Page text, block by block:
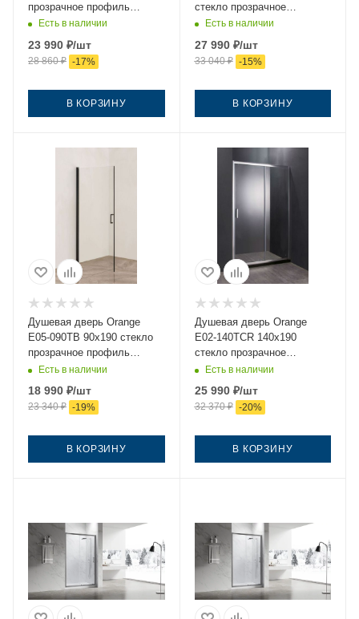
прозрачное профиль
черный
Есть в наличии
23 990 ₽/шт
28 860₽ -17%
В КОРЗИНУ
стекло прозрачное
профиль хром
Есть в наличии
27 990₽/шт
33 040₽ -15%
В КОРЗИНУ
Душевая дверь Orange
E05-090TB 90х190 стекло
прозрачное профиль
черный
Есть в наличии
18 990 ₽/шт
23 340₽ -19%
В КОРЗИНУ
Душевая дверь Orange
E02-140TCR 140х190
стекло прозрачное
профиль хром
Есть в наличии
25 990₽/шт
32 370₽ -20%
В КОРЗИНУ